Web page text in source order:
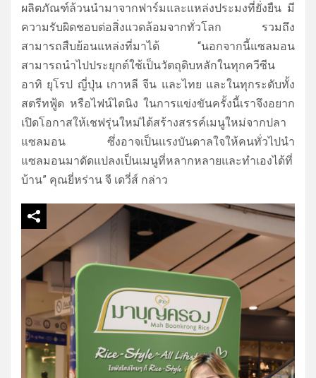
ผลิตภัณฑ์ล้วนนำมาจากฟาร์มและแหล่งประมงที่ยั่งยืน มี
ความรับผิดชอบต่อสิ่งแวดล้อมจากทั่วโลก รวมถึง
สามารถสืบย้อนแหล่งที่มาได้ “นอกจากนี้แซลมอน
สามารถนำไปประยุกต์ใช้เป็นวัตถุดิบหลักในทุกควีซีน
อาทิ ยุโรป ญี่ปุ่น เกาหลี จีน และไทย และในทุกระดับทั้ง
สตรีทฟู้ด หรือไฟน์ไดนิง ในการแข่งขันครั้งนี้เราจึงอยาก
เปิดโอกาสให้เชฟรุ่นใหม่ได้สร้างสรรค์เมนูใหม่จากปลา
แซลมอน ซึ่งอาจเป็นแรงบันดาลใจให้คนทั่วไปนำ
แซลมอนมาดัดแปลงเป็นเมนูที่หลากหลายและทำเองได้ที่
บ้าน” คุณยี่หร่าน จี เดวี่ส์ กล่าว